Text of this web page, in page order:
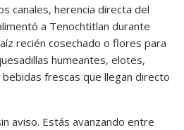
canales, herencia directa del
a Tenochtitlan durante
recién cosechado o flores para
humeantes, elotes,
frescas que llegan directo
aviso. Estás avanzando entre